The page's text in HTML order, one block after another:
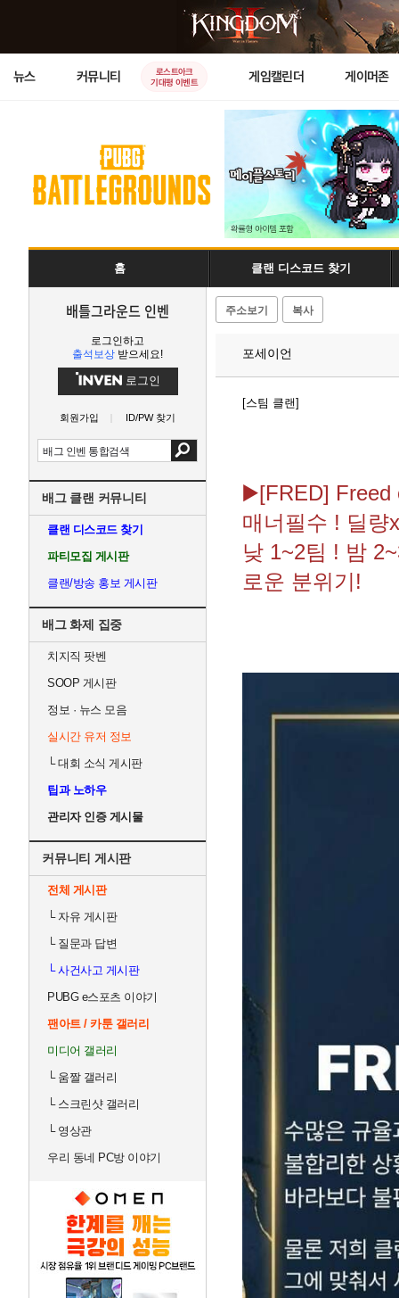
뉴스 커뮤니티
로스트아크
기대평 이벤트
게임캘린더 게이머존
홈 클랜 디스코드 찾기
배틀그라운드 인벤
로그인하고
출석보상 받으세요!
로그인
회원가입 ID/PW 찾기
배그 클랜 커뮤니티
클랜 디스코드 찾기
파티모집 게시판
클랜/방송 홍보 게시판
배그 화제 집중
치지직 팟벤
SOOP 게시판
정보 · 뉴스 모음
실시간 유저 정보
└대회 소식 게시판
팁과 노하우
관리자 인증 게시물
커뮤니티 게시판
전체 게시판
└자유 게시판
└질문과 답변
└사건사고 게시판
PUBG e스포츠 이야기
팬아트 / 카툰 갤러리
미디어 갤러리
└움짤 갤러리
└스크린샷 갤러리
└영상관
우리 동네 PC방 이야기
주소보기 복사
포세이언
[스팀 클랜]
▶️[FRED] Freed
매너필수 ! 딜량
낮 1~2팀 ! 밤
로운 분위기!